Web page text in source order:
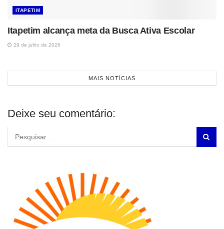
ITAPETIM
Itapetim alcança meta da Busca Ativa Escolar
29 de julho de 2026
MAIS NOTÍCIAS
Deixe seu comentário: